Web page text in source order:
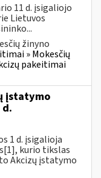
11 d. įsigaliojo
Lietuvos
žinyno
» Mokesčių
pakeitimai
įstatymo
1 d. įsigalioja
kurio tikslas
Akcizų įstatymo